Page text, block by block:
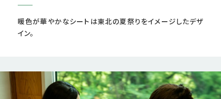
暖色が華やかなシートは東北の夏祭りをイメージしたデザ
イン。